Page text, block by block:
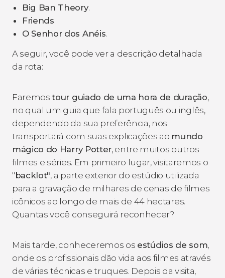
Big Ban Theory.
Friends.
O Senhor dos Anéis.
A seguir, você pode ver a descrição detalhada
da rota:
Faremostour guiado de uma hora de duração,
no qual um guia que fala português ou inglês,
dependendo da sua preferência, nos
transportará com suas explicações ao mundo
mágico do Harry Potter, entre muitos outros
filmes e séries. Em primeiro lugar, visitaremos o
"backlot", a parte exterior do estúdio utilizada
para a gravação de milhares de cenas de filmes
icônicos ao longo de mais de 44 hectares.
Quantas você conseguirá reconhecer?
Mais tarde, conheceremos os estúdios de som,
onde os profissionais dão vida aos filmes através
de várias técnicas e truques. Depois da visita,